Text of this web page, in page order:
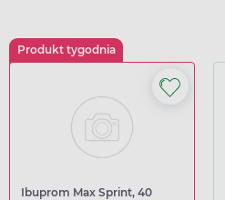
Produkt tygodnia
Ibuprom Max Sprint, 40